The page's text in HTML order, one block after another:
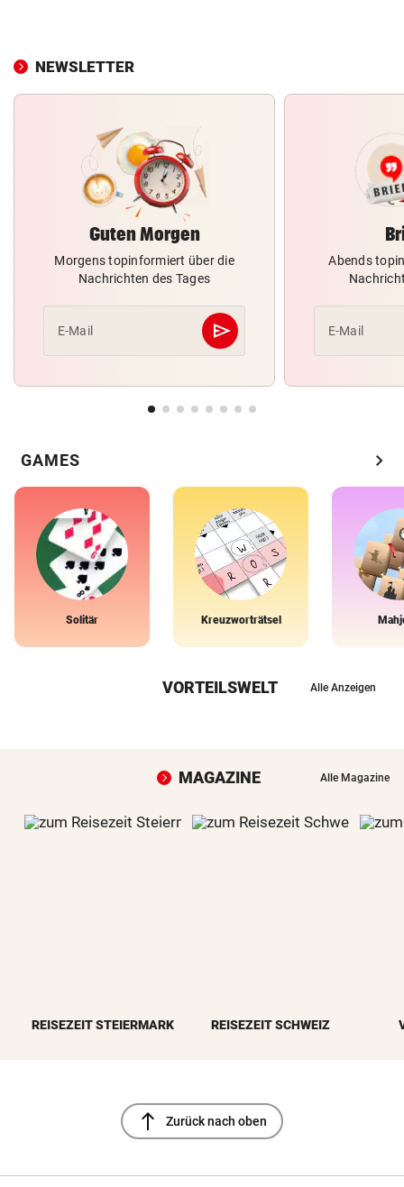
NEWSLETTER
Guten Morgen
Morgens topinformiert über die
Nachrichten des Tages
E-Mail send
Abschicken
Abends
E-Mail
GAMES chevron_right
Solitär Kreuzworträtsel
VORTEILSWELT Alle Anzeigen
MAGAZINE Alle Magazine
REISEZEIT STEIERMARK REISEZEIT SCHWEIZ
north Zurück nach oben